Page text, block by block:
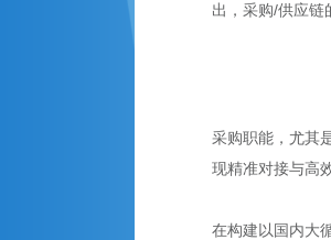
出，采购/供应链
采购职能，尤其
现精准对接与高
在构建以国内大